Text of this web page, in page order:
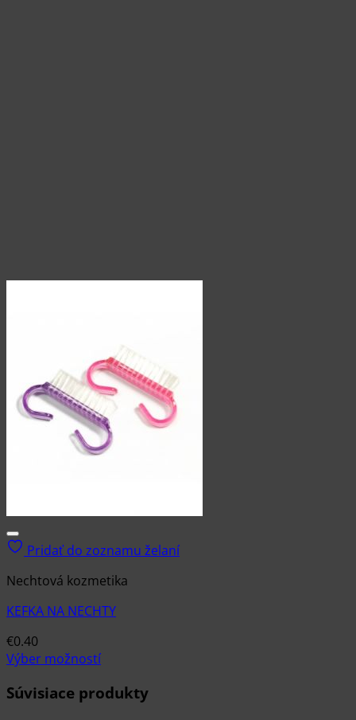
Pridať do zoznamu želaní
Nechtová kozmetika
KEFKA NA NECHTY
€0.40
Výber možností
produkt
Súvisiace produkty